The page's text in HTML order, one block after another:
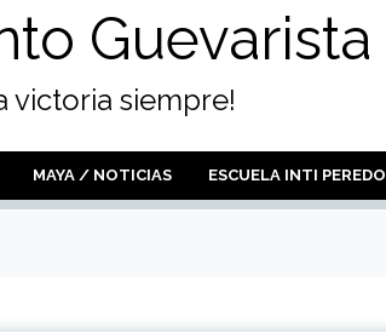
Guevarista
victoria siempre!
MAYA / NOTICIAS ESCUELA INTI PEREDO